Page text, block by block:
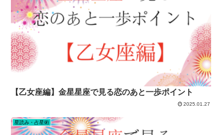
【乙女座編】金星星座で見る恋のあと一歩ポイント
2025.01.27
星読み・占星術